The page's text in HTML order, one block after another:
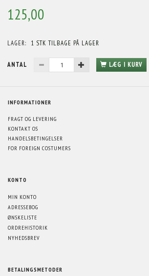
125,00
LAGER: 1 STK TILBAGE PÅ LAGER
ANTAL LÆG I KURV
INFORMATIONER
FRAGT OG LEVERING
KONTAKT OS
HANDELSBETINGELSER
FOR FOREIGN COSTUMERS
KONTO
MIN KONTO
ADRESSEBOG
ØNSKELISTE
ORDREHISTORIK
NYHEDSBREV
BETALINGSMETODER